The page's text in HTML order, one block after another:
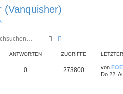
(Vanquisher)
Suche
ANTWORTEN ZUGRIFFE
0 273800 von FOE
Do 22.